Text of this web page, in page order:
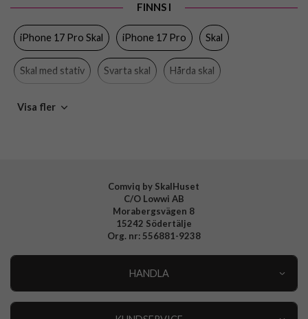
Material Hårdplast (PC), Mjukplast (TPU)
Varumärke
FINNS I
iPhone 17 Pro Skal iPhone 17 Pro Skal
Skal med stativ Svarta skal Hårda skal
MagSafe-kompatibla skal och fodral
Visa fler
Comviq by SkalHuset
C/O Lowwi AB
Morabergsvägen 8
15242 Södertälje
Org. nr: 556881-9238
HANDLA